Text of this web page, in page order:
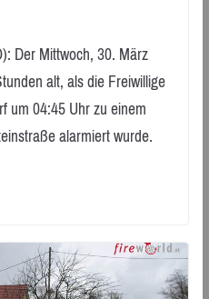
Der Mittwoch, 30. März
alt, als die Freiwillige
um 04:45 Uhr zu einem
alarmiert wurde.